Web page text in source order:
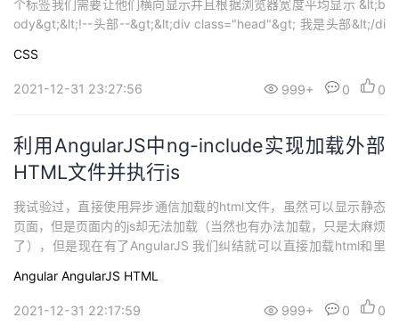
个标签我们需要让他们横向显示并且根据浏览器宽度平均显示 &lt;b
ody&gt;&lt;!--头部--&gt;&lt;div class="head"&gt; 我是头部&lt;/di
CSS
2021-12-31 23:27:56 999+ 0 0
利用AngularJS中ng-include实现加载外部
HTML文件并执行js
我试验过，直接使用异步通信加载的html文件，虽然可以显示静态
页面，但是页面内的js却无法加载（当然也有办法加载，只是太麻烦
了），但是现在有了AngularJS 我们纠结就可以直接加载html和里
ngularJS的js文件、 &nbsp;&nbsp; ...
Angular AngularJS HTML
2021-12-31 22:17:59 999+ 0 0